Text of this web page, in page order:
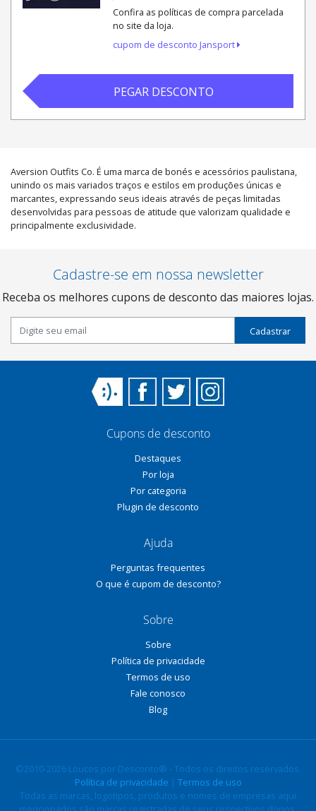
Confira as políticas de compra parcelada
no site da loja.
cupom de desconto Jansport
PEGAR DESCONTO
Aversion Outfits Co. É uma marca de bonés e acessórios paulistana,
unindo os mais variados traços e estilos em produções únicas e
marcantes, expressando seus ideais através de peças limitadas
desenvolvidas para pessoas de atitude que valorizam qualidade e
principalmente exclusividade.
Cadastre-se em nossa newsletter
Receba os melhores cupons de desconto das maiores lojas.
Cadastrar
Cupons de desconto
Destaques
Por loja
Por categoria
Plugin de desconto
Ajuda
Perguntas frequentes
O que é cupom de desconto?
Sobre
Sobre
Política de privacidade
Termos de uso
Fale conosco
Blog
©2010-2026 Loucos por Desconto® - Todos os direitos reservados.
Política de privacidade | Termos de uso
Todas as marcas, logotipos, produtos e nomes de empresas aqui